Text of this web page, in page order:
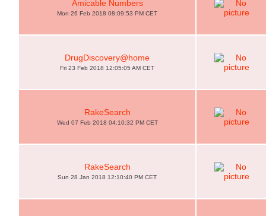
Amicable Numbers
Mon 26 Feb 2018 08:09:53 PM CET
DrugDiscovery@home
Fri 23 Feb 2018 12:05:05 AM CET
RakeSearch
Wed 07 Feb 2018 04:10:32 PM CET
RakeSearch
Sun 28 Jan 2018 12:10:40 PM CET